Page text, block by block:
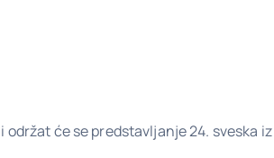
će se predstavljanje 24.